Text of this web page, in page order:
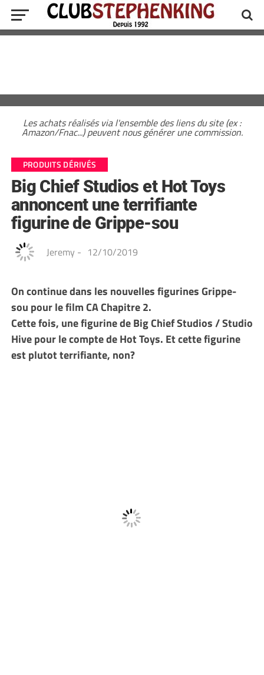
Les achats réalisés via l'ensemble des liens du site (ex :
Amazon/Fnac...) peuvent nous générer une commission.
PRODUITS DÉRIVÉS
Big Chief Studios et Hot Toys
annoncent une terrifiante
figurine de Grippe-sou
Jeremy - 12/10/2019
On continue dans les nouvelles figurines Grippe-
sou pour le film CA Chapitre 2.
Cette fois, une figurine de Big Chief Studios / Studio
Hive pour le compte de Hot Toys. Et cette figurine
est plutot terrifiante, non?